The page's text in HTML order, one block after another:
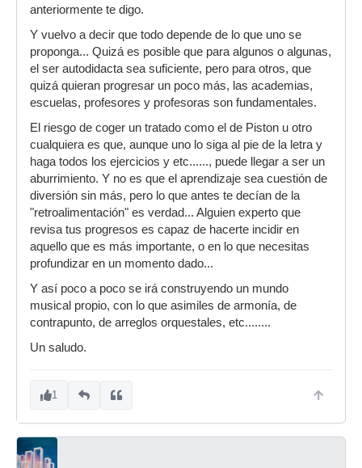
anteriormente te digo.
Y vuelvo a decir que todo depende de lo que uno se
proponga... Quizá es posible que para algunos o algunas,
el ser autodidacta sea suficiente, pero para otros, que
quizá quieran progresar un poco más, las academias,
escuelas, profesores y profesoras son fundamentales.
El riesgo de coger un tratado como el de Piston u otro
cualquiera es que, aunque uno lo siga al pie de la letra y
haga todos los ejercicios y etc......, puede llegar a ser un
aburrimiento. Y no es que el aprendizaje sea cuestión de
diversión sin más, pero lo que antes te decían de la
"retroalimentación" es verdad... Alguien experto que
revisa tus progresos es capaz de hacerte incidir en
aquello que es más importante, o en lo que necesitas
profundizar en un momento dado...
Y así poco a poco se irá construyendo un mundo
musical propio, con lo que asimiles de armonía, de
contrapunto, de arreglos orquestales, etc........
Un saludo.
1